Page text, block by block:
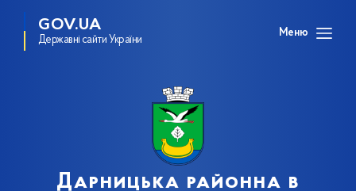
GOV.UA
Державні сайти України
Меню
Дарницька районна в